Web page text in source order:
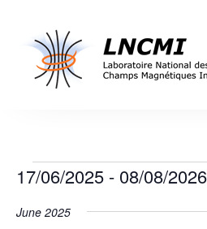
Events
17/06/2025 - 08/08/2026
date.
June 2025